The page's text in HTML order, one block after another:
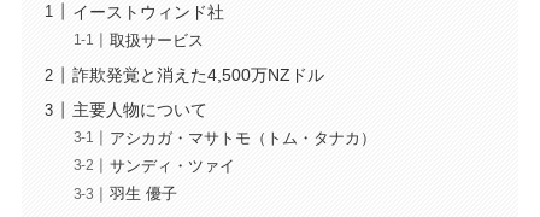
イーストウィンド社
取扱サービス
詐欺発覚と消えた4,500万NZドル
主要人物について
アシカガ・マサトモ（トム・タナカ）
サンディ・ツァイ
羽生 優子